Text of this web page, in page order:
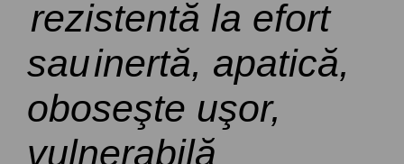
rezistentă la efort
sauinertă, apatică,
oboseşte uşor,
vulnerabilă